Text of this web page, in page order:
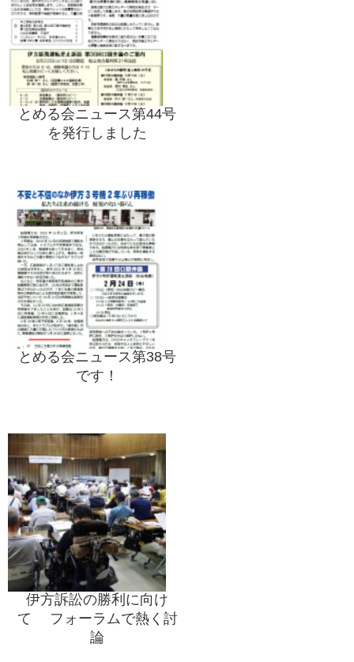
とめる会ニュース第44号
を発行しました
とめる会ニュース第38号
です！
伊方訴訟の勝利に向け
て フォーラムで熱く討
論